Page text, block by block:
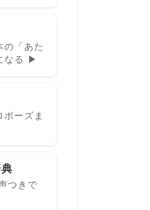
の「あた
なる ▶
ポーズま
つきで